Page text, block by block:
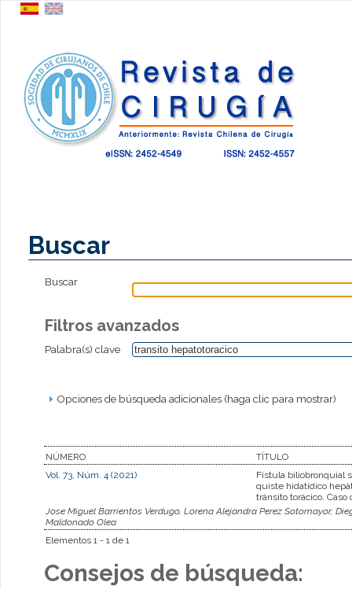
Buscar
Buscar
Filtros avanzados
Palabra(s) clave
Opciones de búsqueda adicionales (haga clic para mostrar)
NÚMERO
TÍTULO
Vol. 73, Núm. 4 (2021)
Fístula biliobronquial
quiste hidatídico
tránsito torácico. Caso
Jose Miguel Barrientos Verdugo, Lorena Alejandra Perez Sotomayor,
Maldonado Olea
Elementos 1 - 1 de 1
Consejos de búsqueda: